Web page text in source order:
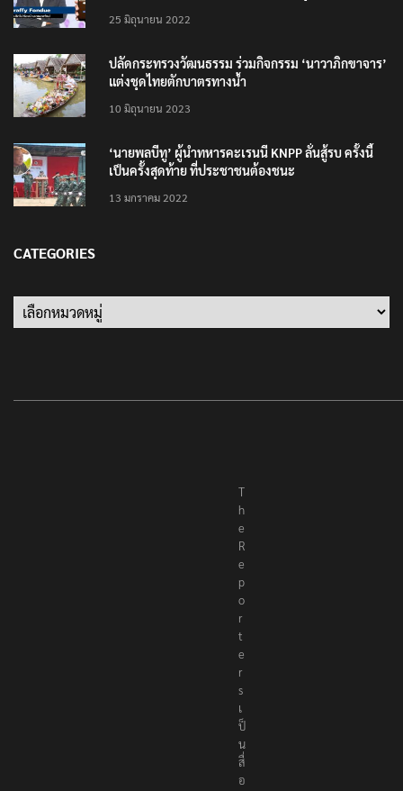
25 มิถุนายน 2022
ปลัดกระทรวงวัฒนธรรม ร่วมกิจกรรม ‘นาวาภิกขาจาร’
แต่งชุดไทยตักบาตรทางน้ำ
10 มิถุนายน 2023
‘นายพลบีทู’ ผู้นำทหารคะเรนนี KNPP ลั่นสู้รบ ครั้งนี้
เป็นครั้งสุดท้าย ที่ประชาชนต้องชนะ
13 มกราคม 2022
CATEGORIES
Categories
T
h
e
R
e
p
o
r
t
e
r
s
เ
ป็
น
สื่
อ